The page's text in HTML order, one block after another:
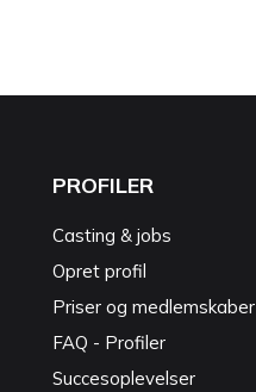
PROFILER
Casting & jobs
Opret profil
Priser og medlemskaber
FAQ - Profiler
Succesoplevelser